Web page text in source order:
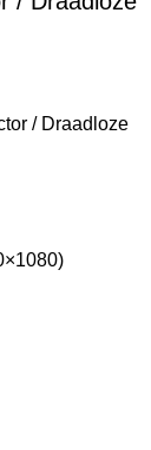
/ Draadloze